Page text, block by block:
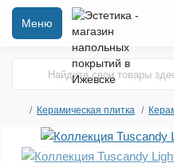
Меню
Керамическая плитка